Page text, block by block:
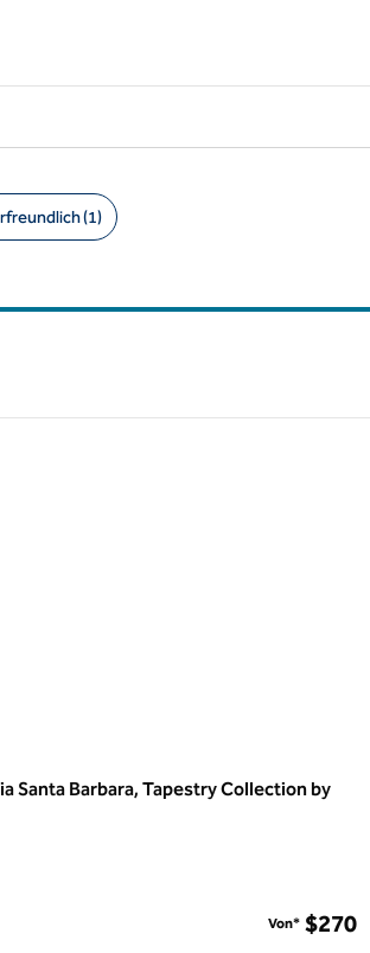
(1)
Santa Barbara, Tapestry Collection by
Von* $270